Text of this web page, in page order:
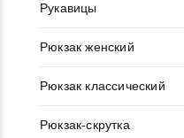
Рукавицы
Рюкзак женский
Рюкзак классический
Рюкзак-скрутка